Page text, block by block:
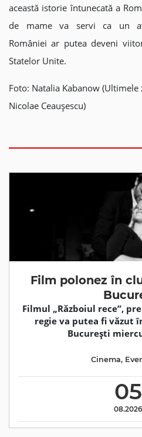
această istorie întunecată a
de mame va servi ca un
României ar putea deveni
Statelor Unite.
Foto: Natalia Kabanow (Ultimele
Nicolae Ceaușescu)
Film polonez în
Filmul „Războiul rece”,
regie va putea fi văzut
București
05
08.2026
Cinema,